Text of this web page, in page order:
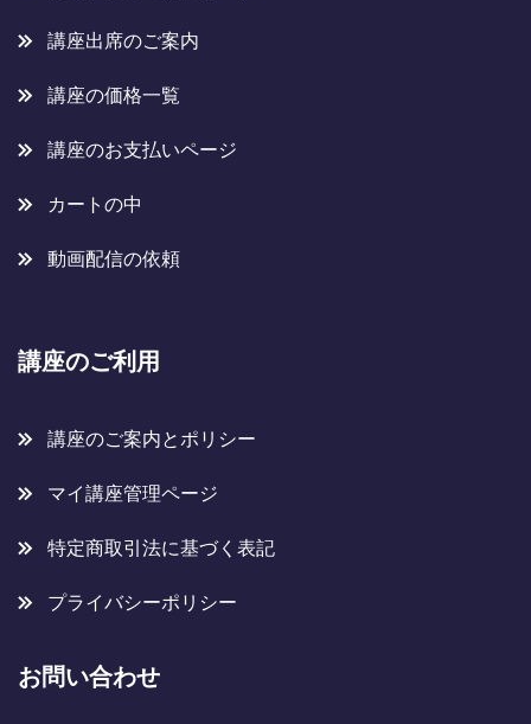
講座出席のご案内
講座の価格一覧
講座のお支払いページ
カートの中
動画配信の依頼
講座のご利用
講座のご案内とポリシー
マイ講座管理ページ
特定商取引法に基づく表記
プライバシーポリシー
お問い合わせ